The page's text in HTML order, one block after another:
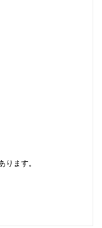
ます。